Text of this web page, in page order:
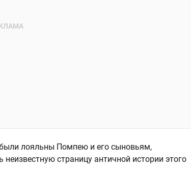
лояльны Помпею и его сыновьям,
страницу античной истории этого